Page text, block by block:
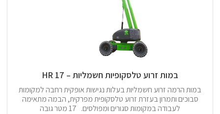
במות זרוע טלסקופיות חשמליות – 17 HR
במות הרמה זרוע חשמליות בעלות נגישות אופקית רחבה למקומות
סבוכים ותמרון בעזרת זרוע טלסקופית מפרקית, הבמה מתאימה
לעבודה במקומות סגורים ומפולסים. 17 מטר גובה